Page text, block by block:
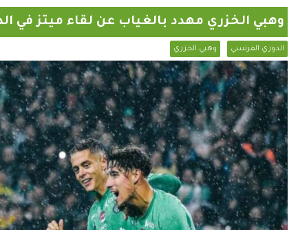
وهبي الخزري مهدد بالغياب عن لقاء ميتز في
الدوري الفرنسي وهبي الخزري